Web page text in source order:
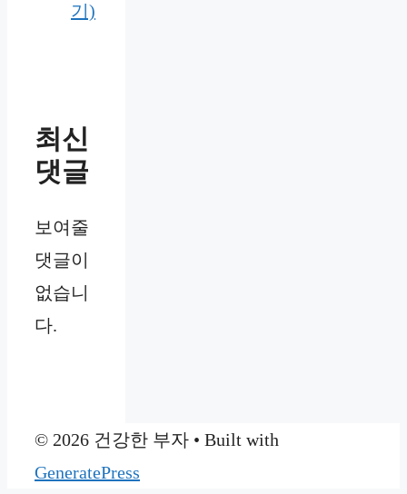
기)
최신
댓글
보여줄
댓글이
없습니
다.
© 2026 건강한 부자 • Built with
GeneratePress